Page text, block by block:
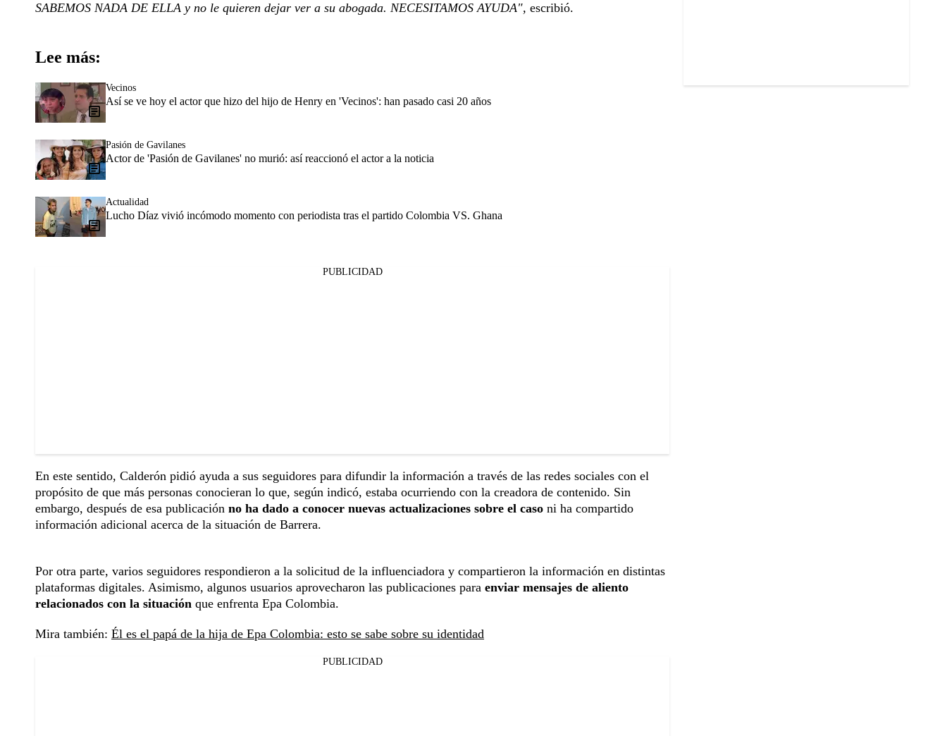
SABEMOS NADA DE ELLA y no le quieren dejar ver a su abogada. NECESITAMOS AYUDA", escribió.
Lee más:
Vecinos
Así se ve hoy el actor que hizo del hijo de Henry en 'Vecinos': han pasado casi 20 años
Pasión de Gavilanes
Actor de 'Pasión de Gavilanes' no murió: así reaccionó el actor a la noticia
Actualidad
Lucho Díaz vivió incómodo momento con periodista tras el partido Colombia VS. Ghana
PUBLICIDAD
En este sentido, Calderón pidió ayuda a sus seguidores para difundir la información a través de las redes sociales con el
propósito de que más personas conocieran lo que, según indicó, estaba ocurriendo con la creadora de contenido. Sin
embargo, después de esa publicación no ha dado a conocer nuevas actualizaciones sobre el caso ni ha compartido
información adicional acerca de la situación de Barrera.
Por otra parte, varios seguidores respondieron a la solicitud de la influenciadora y compartieron la información en distintas
plataformas digitales. Asimismo, algunos usuarios aprovecharon las publicaciones para enviar mensajes de aliento
relacionados con la situación que enfrenta Epa Colombia.
Mira también: Él es el papá de la hija de Epa Colombia: esto se sabe sobre su identidad
PUBLICIDAD